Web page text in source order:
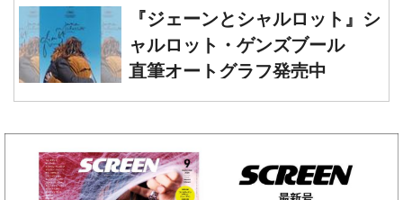
ウッド』レオナルド・ディカプ
リオ 直筆オートグラフ発売中
『ジェーンとシャルロット』シ
ャルロット・ゲンズブール
直筆オートグラフ発売中